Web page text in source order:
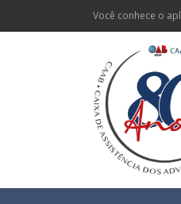
Você conhece o